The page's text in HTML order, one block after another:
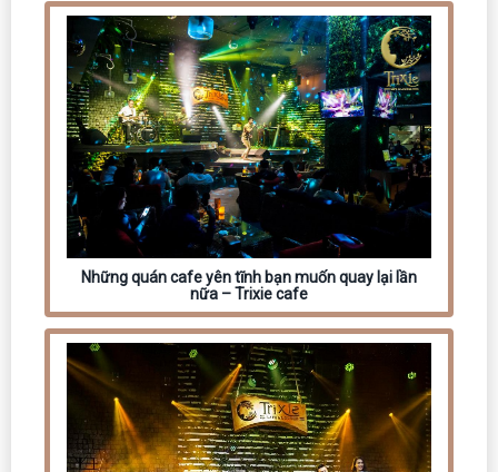
Những quán cafe yên tĩnh bạn muốn quay lại lần
nữa – Trixie cafe